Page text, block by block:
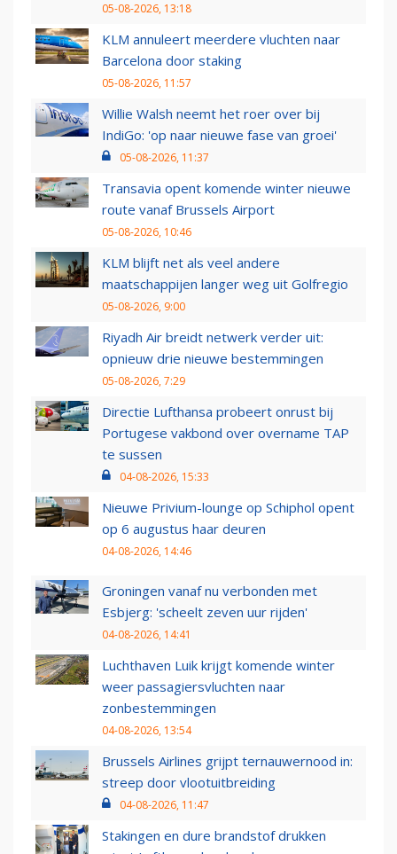
05-08-2026, 13:18
KLM annuleert meerdere vluchten naar
Barcelona door staking
05-08-2026, 11:57
Willie Walsh neemt het roer over bij
IndiGo: 'op naar nieuwe fase van groei'
05-08-2026, 11:37
Transavia opent komende winter nieuwe
route vanaf Brussels Airport
05-08-2026, 10:46
KLM blijft net als veel andere
maatschappijen langer weg uit Golfregio
05-08-2026, 9:00
Riyadh Air breidt netwerk verder uit:
opnieuw drie nieuwe bestemmingen
05-08-2026, 7:29
Directie Lufthansa probeert onrust bij
Portugese vakbond over overname TAP
te sussen
04-08-2026, 15:33
Nieuwe Privium-lounge op Schiphol opent
op 6 augustus haar deuren
04-08-2026, 14:46
Groningen vanaf nu verbonden met
Esbjerg: 'scheelt zeven uur rijden'
04-08-2026, 14:41
Luchthaven Luik krijgt komende winter
weer passagiersvluchten naar
zonbestemmingen
04-08-2026, 13:54
Brussels Airlines grijpt ternauwernood in:
streep door vlootuitbreiding
04-08-2026, 11:47
Stakingen en dure brandstof drukken